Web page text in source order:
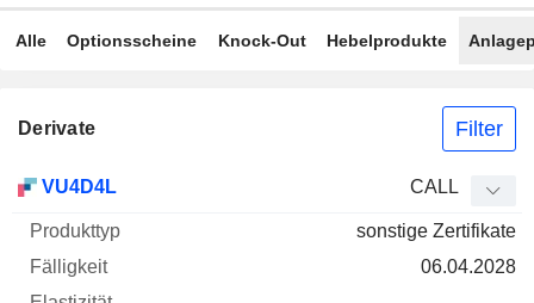
Alle Optionsscheine Knock-Out Hebelprodukte
Derivate Filter
WKN Typ Hebel Parität
VU4D4L CALL
sonstige Zertifikate
06.04.2028